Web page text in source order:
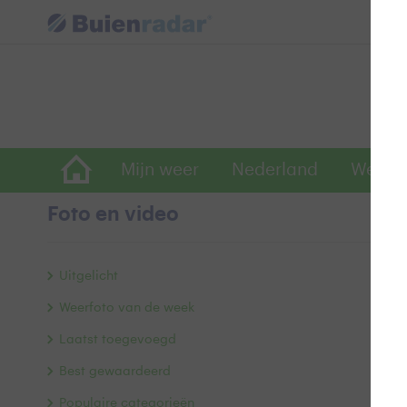
Mijn weer Nederland
Foto en video
Uitgelicht
Weerfoto van de week
Laatst toegevoegd
Best gewaardeerd
Populaire categorieën